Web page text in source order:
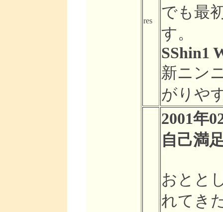
res
でも最
す。
SShin1
新ニン
がりや
2001年
自己満
おとと
れてき